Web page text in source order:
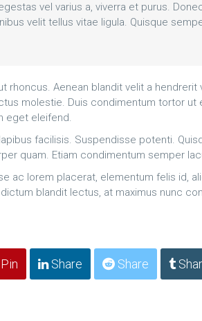
vel varius a, viverra et purus.
velit tellus vitae ligula. Quisque
rhoncus. Aenean blandit velit a
molestie. Duis condimentum tortor ut
eget eleifend.
facilisis. Suspendisse potenti.
quam. Etiam condimentum semper
ac lorem placerat, elementum felis id,
blandit lectus, at maximus nunc
Share Share